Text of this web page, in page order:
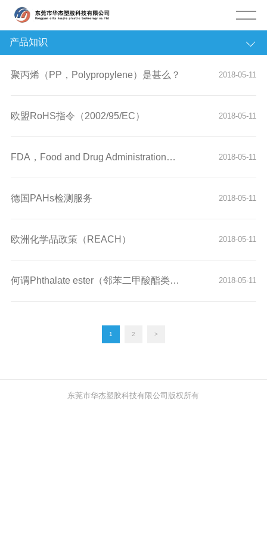
产品知识
聚丙烯（PP，Polypropylene）是甚么？ 2018-05-11
欧盟RoHS指令（2002/95/EC） 2018-05-11
FDA，Food and Drug Administration（美国）食品及药物管 2018-05-11
德国PAHs检测服务 2018-05-11
欧洲化学品政策（REACH） 2018-05-11
何谓Phthalate ester（邻苯二甲酸酯类）？ 2018-05-11
1 2 >
东莞市华杰塑胶科技有限公司版权所有